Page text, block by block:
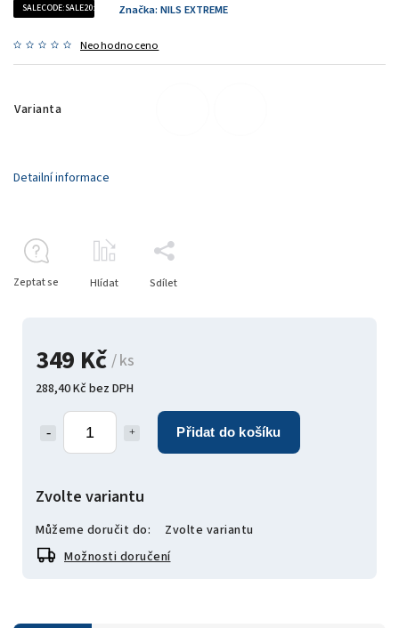
SALECODE:SALE20:20:%
Neohodnoceno
Značka: NILS EXTREME
Varianta
349 Kč / ks
288,40 Kč bez DPH
Přidat do košíku
Zvolte variantu
Můžeme doručit do:
Zvolte variantu
Možnosti doručení
Detailní informace
Zeptat se Hlídat Sdílet